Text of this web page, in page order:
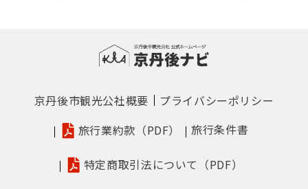
京丹後市観光公社概要
プライバシーポリシー
旅行業約款（PDF）
旅行条件書
特定商取引法について（PDF）